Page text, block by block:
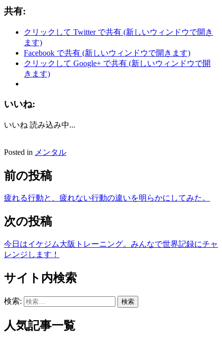
共有:
クリックして Twitter で共有 (新しいウィンドウで開き
ます)
Facebook で共有 (新しいウィンドウで開きます)
クリックして Google+ で共有 (新しいウィンドウで開
きます)
いいね:
いいね 読み込み中...
Posted in メンタル
前の投稿
疲れる行動と、疲れない行動の違いを明らかにしてみた。
次の投稿
今日はイケジム大阪トレーニング。みんなで世界記録にチャ
レンジします！
サイト内検索
検索:
人気記事一覧